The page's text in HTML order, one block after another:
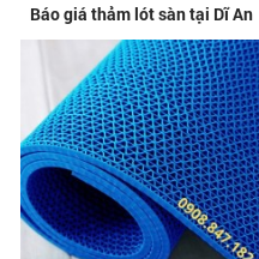
Báo giá thảm lót sàn tại Dĩ An